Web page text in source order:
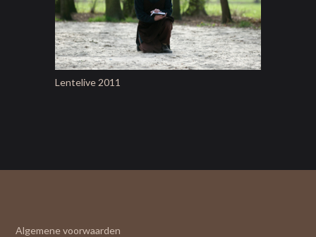
Lentelive 2011
Algemene voorwaarden